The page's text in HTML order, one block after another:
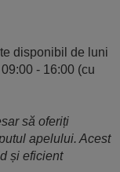
disponibil de luni
- 16:00 (cu
să oferiți
apelului. Acest
și eficient